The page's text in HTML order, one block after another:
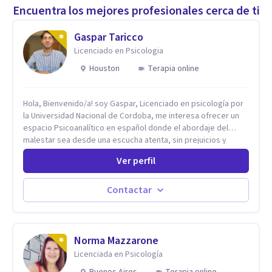
Encuentra los mejores profesionales cerca de ti
Gaspar Taricco
Licenciado en Psicologia
Houston
Terapia online
Hola, Bienvenido/a! soy Gaspar, Licenciado en psicología por
la Universidad Nacional de Cordoba, me interesa ofrecer un
espacio Psicoanalítico en español donde el abordaje del
malestar sea desde una escucha atenta, sin prejuicios y
rescatando lo singular de cada caso, sin caer en etiquetas.
Considero que todas las personas en algún momento pueden
sufrir y cada una por cuestiones particulares, es en mi
espacio donde se le dará un lugar a esas cuestiones
singulares de cada uno, para luego generar cambios. Soy una
investigo. Siempre en la búsqueda de ser un mejor
profesional.
Ver perfil
Contactar
Norma Mazzarone
Licenciada en Psicología